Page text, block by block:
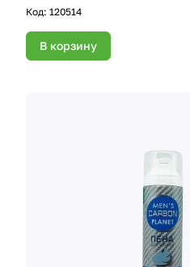
Код: 120514
В корзину